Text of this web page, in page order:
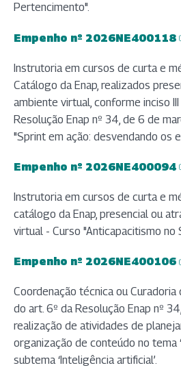
Pertencimento".
Empenho nº 2026NE400118
(abre em nova aba)
Instrutoria em cursos de curta e
Catálogo da Enap, realizados
ambiente virtual, conforme inciso
Resolução Enap nº 34, de 6 de
"Sprint em ação: desvendando os
Empenho nº 2026NE400094
(abre em nova aba)
Instrutoria em cursos de curta e
catálogo da Enap, presencial ou
virtual - Curso "Anticapacitismo no
Empenho nº 2026NE400106
(abre em nova aba)
Coordenação técnica ou
do art. 6º da Resolução Enap nº
realização de atividades de
organização de conteúdo no tema
subtema ‘Inteligência artificial’.